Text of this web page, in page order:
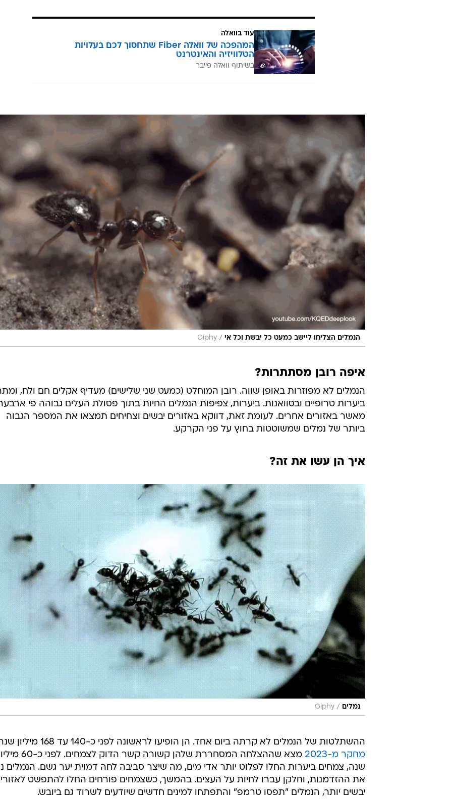
עוד בוואלה
המהפכה של וואלה Fiber שתחסוך לכם בעלויות
הטלוויזיה והאינטרנט
בשיתוף וואלה פייבר
הנמלים הצליחו ליישב כמעט כל יבשת וכל אי /
Giphy
איפה רובן מסתתרות?
הנמלים לא מפוזרות באופן שווה. רובן המוחלט (כמעט שני שלישים) מעדיף אקלים חם ולח,
ביערות טרופיים ובסוואנות. ביערות, צפיפות הנמלים החיות בתוך פסולת העלים גבוהה פי
מאשר באזורים אחרים. לעומת זאת, דווקא באזורים יבשים וצחיחים תמצאו את המספר הגבוה
ביותר של נמלים שמשוטטות בחוץ על פני הקרקע.
איך הן עשו את זה?
נמלים /
Giphy
ההשתלטות של הנמלים לא קרתה ביום אחד. הן הופיעו לראשונה לפני כ-140 עד 168 מיליון שנה.
מחקר מ-2023
מצא שההצלחה המסחררת שלהן קשורה קשר הדוק לצמחים. לפני
שנה, צמחים ביערות החלו לפלוט יותר אדי מים, מה שיצר סביבה לחה דמוית יער גשם. הנמלים
את ההזדמנות, וחלקן עברו לחיות על העצים. בהמשך, כשצמחים פורחים החלו להתפשט
יבשים יותר, הנמלים "תפסו טרמפ" והתפתחו למינים חדשים שיודעים לשרוד גם ביובש.